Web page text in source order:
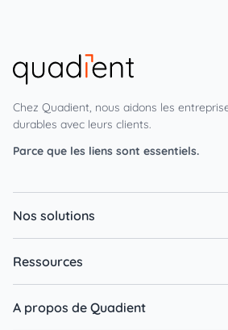
Chez Quadient, nous aidons les
durables avec leurs clients.
Parce que les liens sont essentiels.
Nos solutions
Ressources
A propos de Quadient